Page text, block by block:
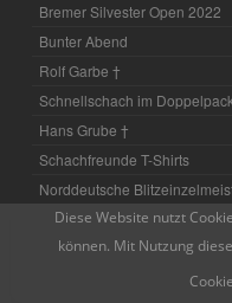
Bremer Silvester Open 2022
Bunter Abend
Rolf Garbe †
Schnellschach im Doppelpack
Hans Grube †
Schachfreunde T-Shirts
Norddeutsche
Schachfreunde Hamburg auf
Schnellschach spontan
Diese Website nutzt
können. Mit Nutzung